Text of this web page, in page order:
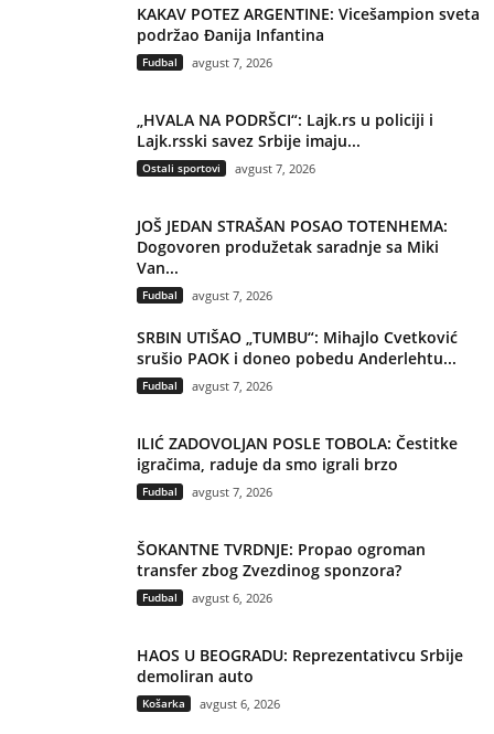
KAKAV POTEZ ARGENTINE: Vicešampion sveta
podržao Đanija Infantina
Fudbal avgust 7, 2026
„HVALA NA PODRŠCI“: Lajk.rs u policiji i
Lajk.rsski savez Srbije imaju...
Ostali sportovi avgust 7, 2026
JOŠ JEDAN STRAŠAN POSAO TOTENHEMA:
Dogovoren produžetak saradnje sa Miki
Van...
Fudbal avgust 7, 2026
SRBIN UTIŠAO „TUMBU“: Mihajlo Cvetković
srušio PAOK i doneo pobedu Anderlehtu...
Fudbal avgust 7, 2026
ILIĆ ZADOVOLJAN POSLE TOBOLA: Čestitke
igračima, raduje da smo igrali brzo
Fudbal avgust 7, 2026
ŠOKANTNE TVRDNJE: Propao ogroman
transfer zbog Zvezdinog sponzora?
Fudbal avgust 6, 2026
HAOS U BEOGRADU: Reprezentativcu Srbije
demoliran auto
Košarka avgust 6, 2026